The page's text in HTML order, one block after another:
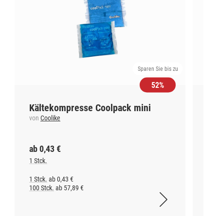
Sparen Sie bis zu
52%
Kältekompresse Coolpack mini
von Coolike
ab 0,43 €
1 Stck.
1 Stck. ab 0,43 €
100 Stck. ab 57,89 €